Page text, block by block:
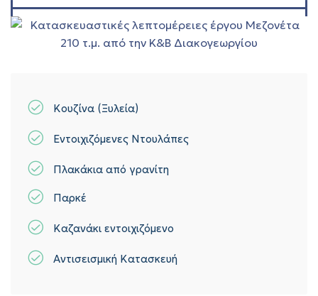
Κουζίνα (Ξυλεία)
Εντοιχιζόμενες Ντουλάπες
Πλακάκια από γρανίτη
Παρκέ
Καζανάκι εντοιχιζόμενο
Αντισεισμική Κατασκευή